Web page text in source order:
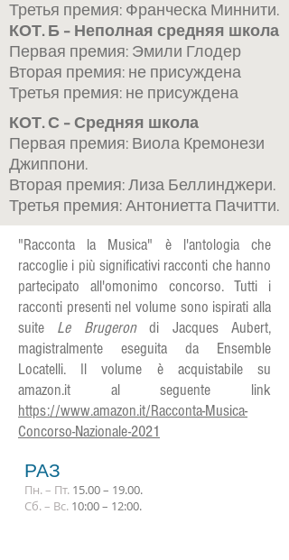
Третья премия: Франческа Миннити.
КОТ. Б – Неполная средняя школа
Первая премия: Эмили Глодер
Вторая премия: не присуждена
Третья премия: не присуждена
КОТ. С – Средняя школа
Первая премия: Виола Кремонези
Джиппони.
Вторая премия: Лиза Беллинджери.
Третья премия: Антониетта Пачитти.
"Racconta la Musica" è l'antologia che
raccoglie i più significativi racconti che hanno
partecipato all'omonimo concorso. Tutti i
racconti presenti nel volume sono ispirati alla
suite Le Brugerondi Jacques Aubert,
magistralmente eseguita da Ensemble
Locatelli. Il volume è acquistabile su
amazon.it al seguente link
https://www.amazon.it/Racconta-Musica-
Concorso-Nazionale-2021
РАЗ
Пн. – Пт. 15.00 – 19.00.
Сб. – Вс. 10:00 – 12:00.